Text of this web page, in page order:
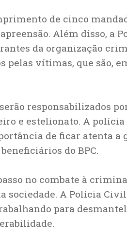
de cinco
Além disso, a
da organização
pelas vítimas, que são,
responsabilizados
e estelionato. A polícia
de ficar atenta a
do BPC.
no combate à
sociedade. A Polícia
para